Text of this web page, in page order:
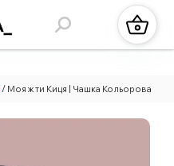
/ Моя ж ти Киця | Чашка Кольорова